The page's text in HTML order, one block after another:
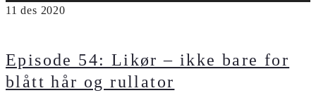
11 des 2020
Episode 54: Likør – ikke bare for
blått hår og rullator